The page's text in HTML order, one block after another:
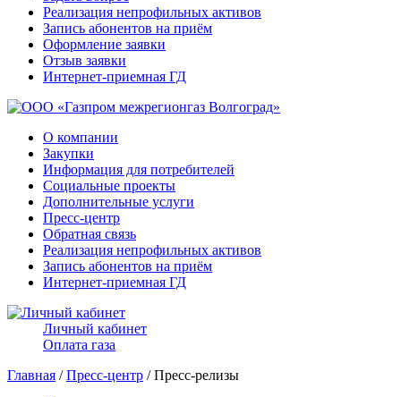
Реализация непрофильных активов
Запись абонентов на приём
Оформление заявки
Отзыв заявки
Интернет-приемная ГД
О компании
Закупки
Информация для потребителей
Социальные проекты
Дополнительные услуги
Пресс-центр
Обратная связь
Реализация непрофильных активов
Запись абонентов на приём
Интернет-приемная ГД
Личный кабинет
Оплата газа
Главная /Пресс-центр / Пресс-релизы